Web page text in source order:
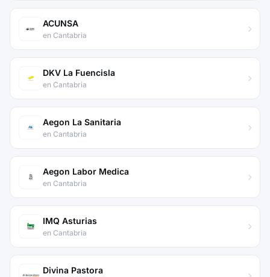
ACUNSA
en Cantabria
DKV La Fuencisla
en Cantabria
Aegon La Sanitaria
en Cantabria
Aegon Labor Medica
en Cantabria
IMQ Asturias
en Cantabria
Divina Pastora